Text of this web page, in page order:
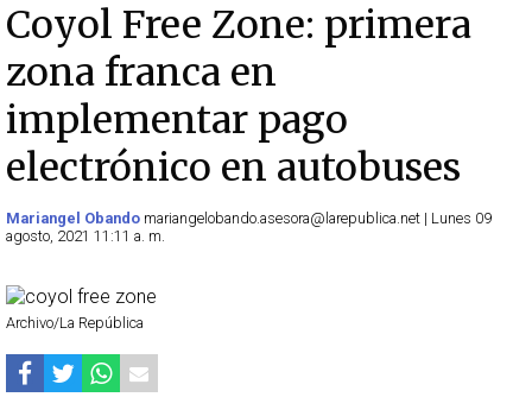
Coyol Free Zone: primera
zona franca en
implementar pago
electrónico en autobuses
Mariangel Obando mariangelobando.asesora@larepublica.net | Lunes 09
agosto, 2021 11:11 a. m.
Archivo/La República